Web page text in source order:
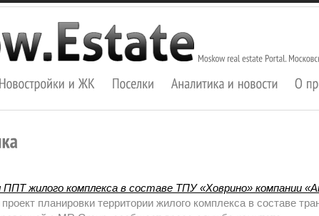
жилого комплекса в составе ТПУ «Ховрино» компании
планировки территории жилого комплекса в составе